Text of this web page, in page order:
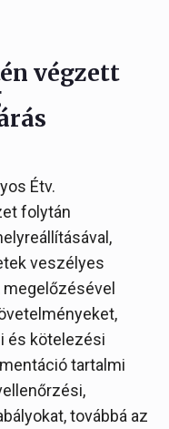
végzett
Étv.
folytán
veszélyes
és kötelezési
tartalmi
továbbá az